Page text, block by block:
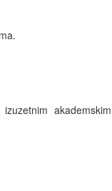
akademskim